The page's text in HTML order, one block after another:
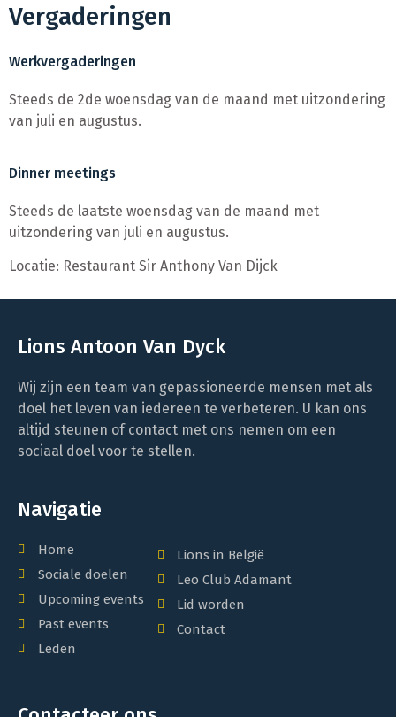
Vergaderingen
Werkvergaderingen
Steeds de 2de woensdag van de maand met uitzondering
van juli en augustus.
Dinner meetings
Steeds de laatste woensdag van de maand met
uitzondering van juli en augustus.
Locatie: Restaurant Sir Anthony Van Dijck
Lions Antoon Van Dyck
Wij zijn een team van gepassioneerde mensen met als
doel het leven van iedereen te verbeteren. U kan ons
altijd steunen of contact met ons nemen om een
sociaal doel voor te stellen.
Navigatie
Home
Sociale doelen
Upcoming events
Past events
Leden
Lions in België
Leo Club Adamant
Lid worden
Contact